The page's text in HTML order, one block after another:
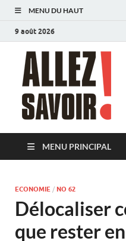
MENU DU HAUT
9 août 2026
MENU PRINCIPAL
ECONOMIE / NO 62
Délocaliser
que rester